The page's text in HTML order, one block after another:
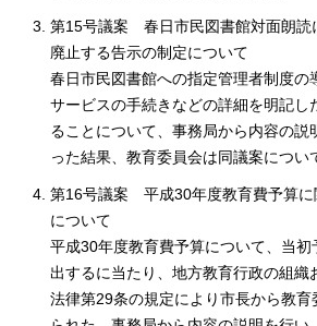
第15号議案 春日市民図書館対面朗読
廃止する告示の制定について
春日市民図書館への指定管理者制度の
サービスの手続きなどの詳細を明記し
ることについて、事務局から内容の説
った結果、教育委員会は同議案につい
第16号議案 平成30年度教育費予算に
について
平成30年度教育費予算について、当初
出するに当たり、地方教育行政の組織
法律第29条の規定により市長から教育